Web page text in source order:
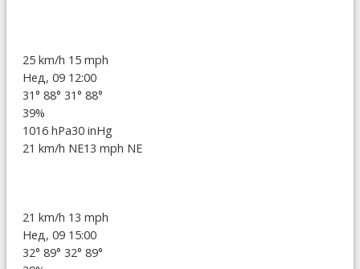
25 km/h 15 mph
Нед, 09 12:00
31° 88° 31° 88°
39%
1016 hPa30 inHg
21 km/h NE13 mph NE
21 km/h 13 mph
Нед, 09 15:00
32° 89° 32° 89°